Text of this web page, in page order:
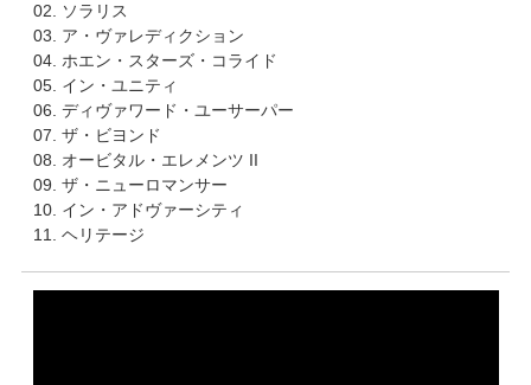
02. ソラリス
03. ア・ヴァレディクション
04. ホエン・スターズ・コライド
05. イン・ユニティ
06. ディヴァワード・ユーサーパー
07. ザ・ビヨンド
08. オービタル・エレメンツ II
09. ザ・ニューロマンサー
10. イン・アドヴァーシティ
11. ヘリテージ